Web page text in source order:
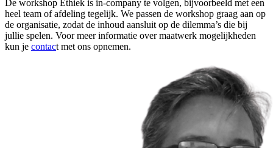
De workshop Ethiek is in-company te volgen, bijvoorbeeld met een
heel team of afdeling tegelijk. We passen de workshop graag aan op
de organisatie, zodat de inhoud aansluit op de dilemma’s die bij
jullie spelen. Voor meer informatie over maatwerk mogelijkheden
kun je contact met ons opnemen.